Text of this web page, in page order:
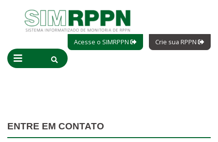
Acesse o SIMRPPN Crie sua RPPN
ENTRE EM CONTATO